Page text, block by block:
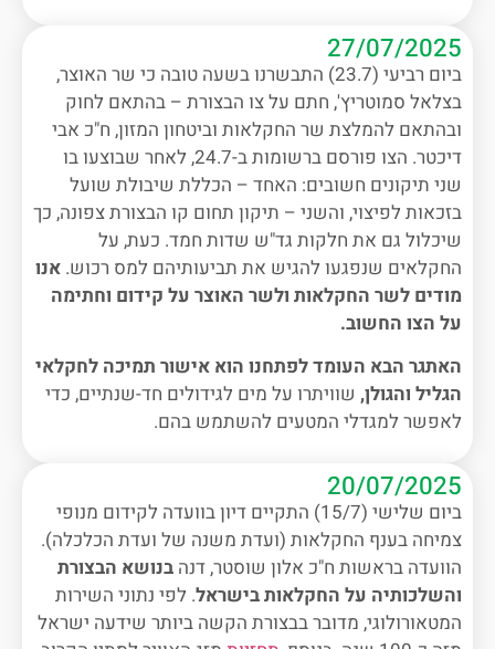
27/07/2025
ביום רביעי (23.7) התבשרנו בשעה טובה כי שר האוצר,
בצלאל סמוטריץ', חתם על צו הבצורת – בהתאם לחוק
ובהתאם להמלצת שר החקלאות וביטחון המזון, ח"כ אבי
דיכטר. הצו פורסם ברשומות ב-24.7, לאחר שבוצעו בו
שני תיקונים חשובים: האחד – הכללת שיבולת שועל
בזכאות לפיצוי, והשני – תיקון תחום קו הבצורת צפונה, כך
שיכלול גם את חלקות גד"ש שדות חמד. כעת, על
החקלאים שנפגעו להגיש את תביעותיהם למס רכוש. אנו
מודים לשר החקלאות ולשר האוצר על קידום וחתימה
על הצו החשוב.
האתגר הבא העומד לפתחנו הוא אישור תמיכה לחקלאי
הגליל והגולן, שוויתרו על מים לגידולים חד-שנתיים, כדי
לאפשר למגדלי המטעים להשתמש בהם.
20/07/2025
ביום שלישי (15/7) התקיים דיון בוועדה לקידום מנופי
צמיחה בענף החקלאות (ועדת משנה של ועדת הכלכלה).
הוועדה בראשות ח"כ אלון שוסטר, דנה בנושא הבצורת
והשלכותיה על החקלאות בישראל. לפי נתוני השירות
המטאורולוגי, מדובר בבצורת הקשה ביותר שידעה ישראל